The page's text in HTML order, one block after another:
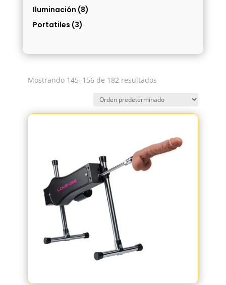
Iluminación (8)
Portatiles (3)
Mostrando 145–156 de 182 resultados